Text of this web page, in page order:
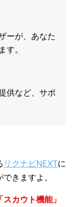
ーが、あなた
す。
供など、サポ
リクナビNEXTに
きますよ。
「スカウト機能」